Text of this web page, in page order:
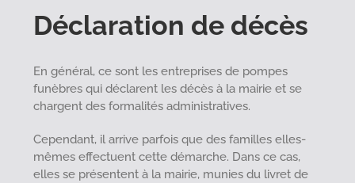
Déclaration de décès
En général, ce sont les entreprises de pompes
funèbres qui déclarent les décès à la mairie et se
chargent des formalités administratives.
Cependant, il arrive parfois que des familles elles-
mêmes effectuent cette démarche. Dans ce cas,
elles se présentent à la mairie, munies du livret de